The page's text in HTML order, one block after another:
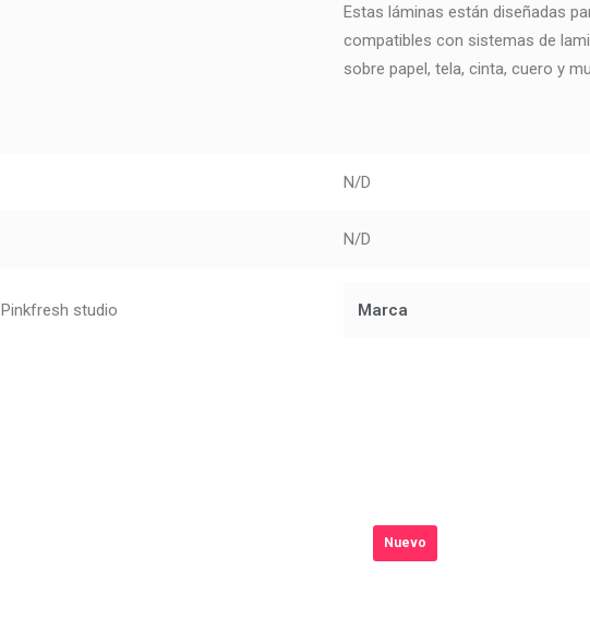
Estas láminas están diseñadas
compatibles con sistemas de
sobre papel, tela, cinta, cuero y
N/D
N/D
Pinkfresh studio Marca
Nuevo